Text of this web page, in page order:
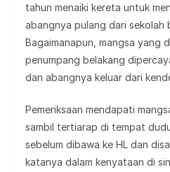
tahun menaiki kereta untuk
abangnya pulang dari sekolah
Bagaimanapun, mangsa yang
penumpang belakang
dan abangnya keluar dari
Pemeriksaan mendapati
sambil tertiarap di tempat
sebelum dibawa ke HL dan
katanya dalam kenyataan di